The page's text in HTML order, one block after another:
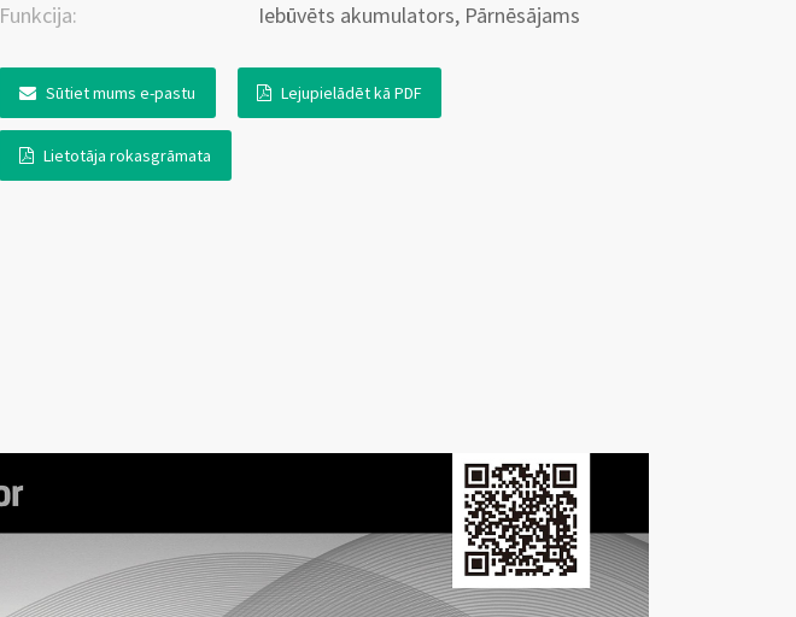
Funkcija:
Iebūvēts akumulators, Pārnēsājams
Sūtiet mums e-pastu Lejupielādēt kā PDF
Lietotāja rokasgrāmata